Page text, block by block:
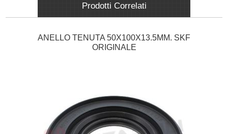
Prodotti Correlati
ANELLO TENUTA 50X100X13.5MM. SKF
ORIGINALE